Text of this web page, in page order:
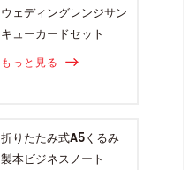
ウェディングレンジサン
キューカードセット
もっと見る
折りたたみ式A5くるみ
製本ビジネスノート